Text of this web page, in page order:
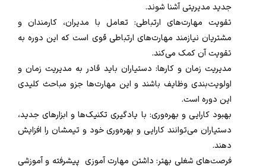
جدید مدیریتی آشنا شوند.
تقویت مهارت‌های ارتباطی: تعامل با مدیران، کارمندان و
مشتریان نیازمند مهارت‌های ارتباطی قوی است که این دوره به
تقویت آن کمک می‌کند.
مدیریت زمان و کارها: دستیاران باید قادر به مدیریت زمان و
اولویت‌بندی وظایف باشند و این مهارت‌ها جزو مباحث کلیدی
این دوره است.
بهبود کارایی و بهره‌وری: با یادگیری تکنیک‌ها و ابزارهای جدید،
دستیاران می‌توانند کارایی و بهره‌وری خود و تیمشان را افزایش
دهند.
فرصت‌های شغلی بهتر: داشتن مهارت آموزی پیشرفته و آموزشی